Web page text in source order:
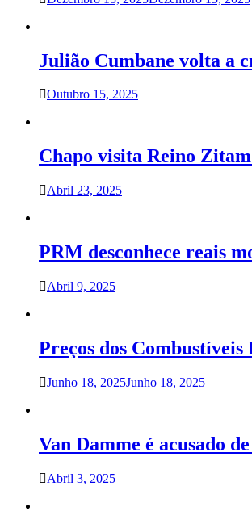
Julião Cumbane volta a
Outubro 15, 2025
Chapo visita Reino
Abril 23, 2025
PRM desconhece reais
Abril 9, 2025
Preços dos Combustíveis
Junho 18, 2025Junho 18, 2025
Van Damme é acusado
Abril 3, 2025